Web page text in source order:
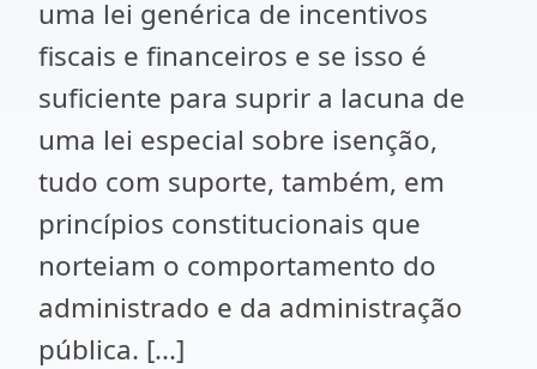
uma lei genérica de incentivos
fiscais e financeiros e se isso é
suficiente para suprir a lacuna de
uma lei especial sobre isenção,
tudo com suporte, também, em
princípios constitucionais que
norteiam o comportamento do
administrado e da administração
pública. [...]